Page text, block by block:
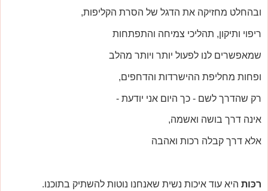
ובהחלט מחזיקה את הדגל של הסרת הקליפות,
ריפוי ותיקון, תהליכי צמיחה והתפתחות
שמאפשרים לנו לפעול יותר ויותר מהלב
ופחות מחליפת ההישרדות והדחפים,
רק שהדרך לשם - כך היום אני יודעת -
אינה דרך בושה ואשמה,
אלא דרך קבלה רכות ואהבה
רכּות היא עוד איכות נשית שאנחנו נוטות להשתיק בתוכנו.